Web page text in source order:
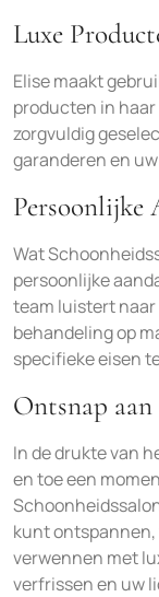
Luxe
Elise maakt
producten in
zorgvuldig
garanderen en
Persoonlijke
Wat
persoonlijke
team luistert naar
behandeling op
specifieke eisen
Ontsnap aan
In de drukte van
en toe een
kunt
verwennen met
verfrissen en uw